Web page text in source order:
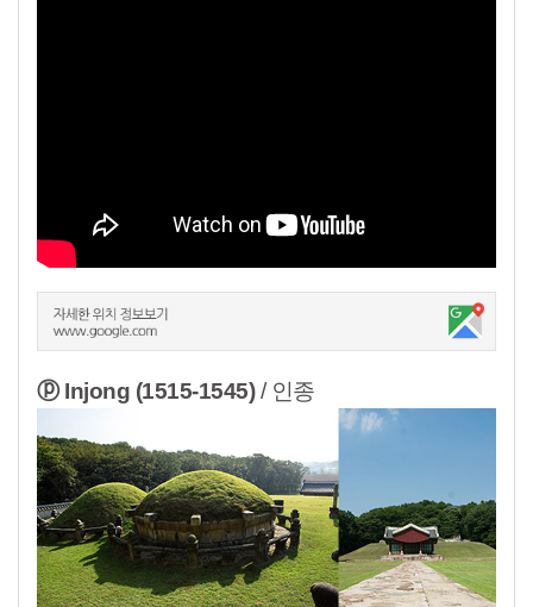
ⓟ Injong (1515-1545)/ 인종